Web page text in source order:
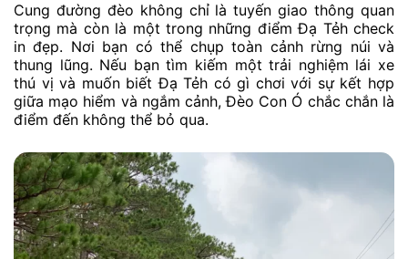
Cung đường đèo không chỉ là tuyến giao thông quan
trọng mà còn là một trong những điểm Đạ Tẻh check
in đẹp. Nơi bạn có thể chụp toàn cảnh rừng núi và
thung lũng. Nếu bạn tìm kiếm một trải nghiệm lái xe
thú vị và muốn biết Đạ Tẻh có gì chơi với sự kết hợp
giữa mạo hiểm và ngắm cảnh, Đèo Con Ó chắc chắn là
điểm đến không thể bỏ qua.